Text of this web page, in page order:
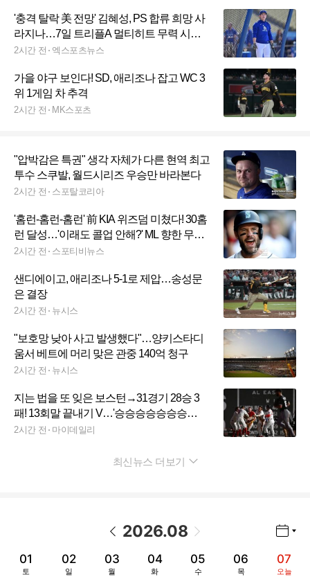
'충격 탈락 美 전망' 김혜성, PS 합류 희망 사
라지나…7일 트리플A 멀티히트 무력 시위
→타율 0.267 상승
2시간 전 엑스포츠뉴스
가을 야구 보인다! SD, 애리조나 잡고 WC 3
위 1게임 차 추격
2시간 전 MK스포츠
"압박감은 특권" 생각 자체가 다른 현역 최고
투수 스쿠발, 월드시리즈 우승만 바라본다
2시간 전 스포탈코리아
'홈런-홈런-홈런' 前 KIA 위즈덤 미쳤다! 30홈
런 달성…'이래도 콜업 안해?' ML 향한 무력
시위
2시간 전 스포티비뉴스
샌디에이고, 애리조나 5-1로 제압…송성문
은 결장
2시간 전 뉴시스
"보호망 낮아 사고 발생했다"…양키스타디
움서 베트에 머리 맞은 관중 140억 청구
2시간 전 뉴시스
지는 법을 또 잊은 보스턴→31경기 28승 3
패! 13회말 끝내기 V…'승승승승승승승
승'→15연승 후 또 8연승
2시간 전 마이데일리
최신뉴스 더보기
2026.08
01
토
02
일
03
월
04
화
05
수
06
목
07
오늘